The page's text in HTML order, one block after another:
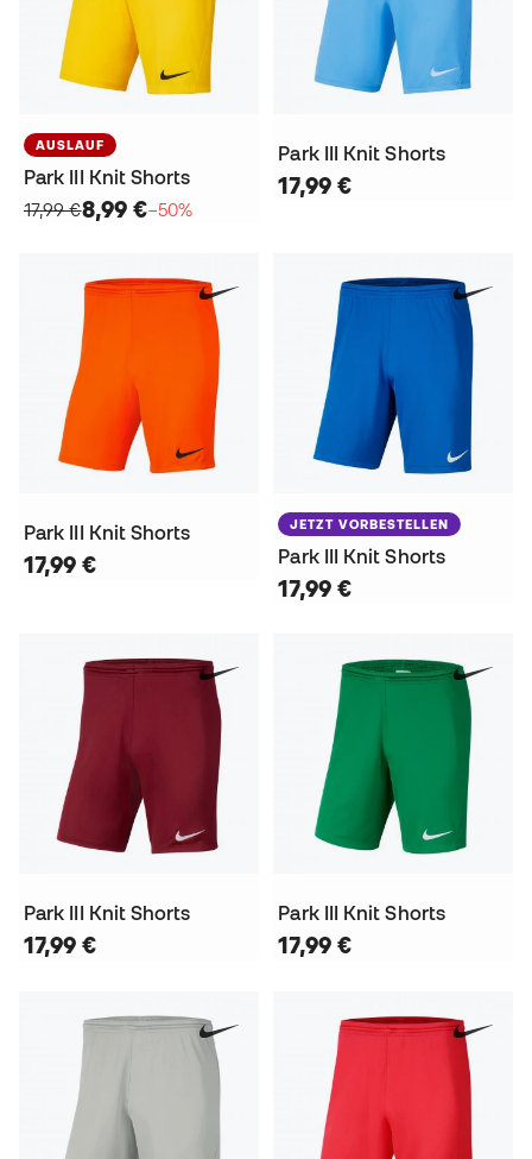
AUSLAUF
Park III Knit Shorts
17,99 €8,99 €−50%
Park III Knit Shorts
17,99 €
Park III Knit Shorts
17,99 €
JETZT VORBESTELLEN
Park III Knit Shorts
17,99 €
Park III Knit Shorts
17,99 €
Park III Knit Shorts
17,99 €